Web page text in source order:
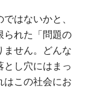
はないかと、
られた「問題の
ません。どんな
とし穴にはまっ
はこの社会にお